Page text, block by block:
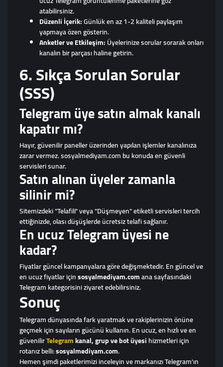
atabilirsiniz.
Düzenli İçerik:Günlük en az 1-2 kaliteli paylaşım
yapmaya özen gösterin.
Anketler ve Etkileşim:Üyelerinize sorular sorarak onları
kanalın bir parçası haline getirin.
6. Sıkça Sorulan Sorular
(SSS)
Telegram üye satın almak kanalı
kapatır mı?
Hayır, güvenilir paneller üzerinden yapılan işlemler kanalınıza
zarar vermez. sosyalmediyam.com bu konuda en güvenli
servisleri sunar.
Satın alınan üyeler zamanla
silinir mi?
Sitemizdeki "Telafili" veya "Düşmeyen" etiketli servisleri tercih
ettiğinizde, olası düşüşlerde ücretsiz telafi sağlanır.
En ucuz Telegram üyesi ne
kadar?
Fiyatlar güncel kampanyalara göre değişmektedir. En güncel ve
en ucuz fiyatlar içinsosyalmediyam.comana sayfasındaki
Telegram kategorisini ziyaret edebilirsiniz.
Sonuç
Telegram dünyasında fark yaratmak ve rakiplerinizin önüne
geçmek için sayıların gücünü kullanın. En ucuz, en hızlı ve en
güvenilirTelegramkanal, grup ve bot üyesihizmetleri için
rotanız belli:sosyalmediyam.com.
Hemen şimdi paketlerimizi inceleyin ve markanızı Telegram'ın